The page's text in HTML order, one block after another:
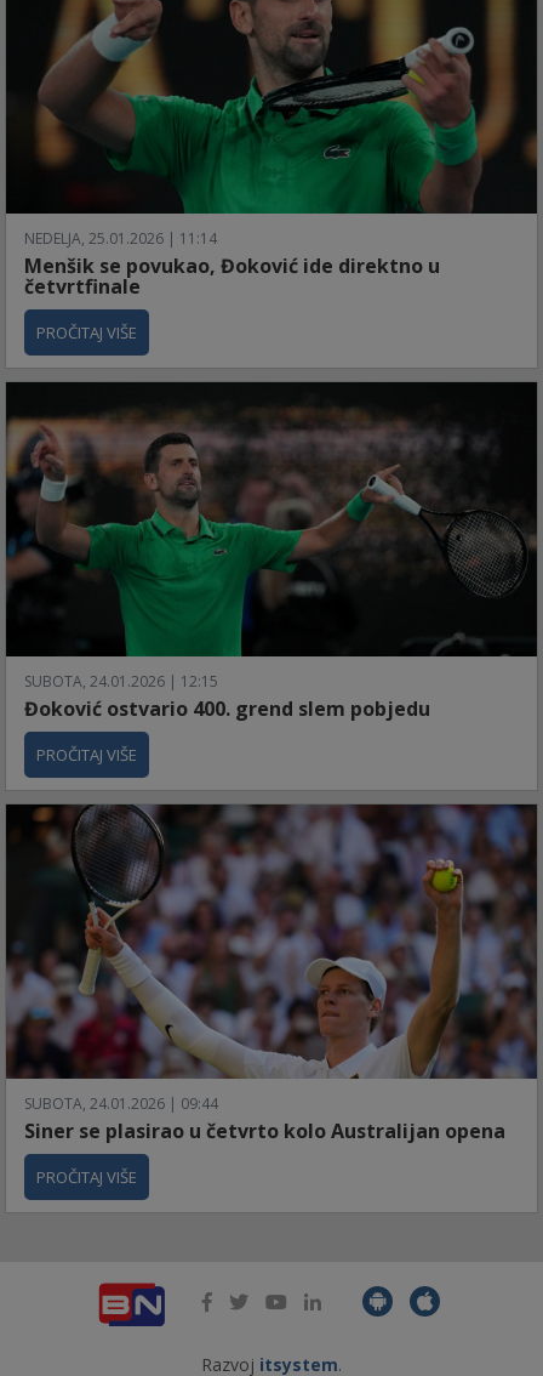
NEDELJA, 25.01.2026 | 11:14
Menšik se povukao, Đoković ide direktno u
četvrtfinale
PROČITAJ VIŠE
SUBOTA, 24.01.2026 | 12:15
Đoković ostvario 400. grend slem pobjedu
PROČITAJ VIŠE
SUBOTA, 24.01.2026 | 09:44
Siner se plasirao u četvrto kolo Australijan opena
PROČITAJ VIŠE
Razvoj itsystem.